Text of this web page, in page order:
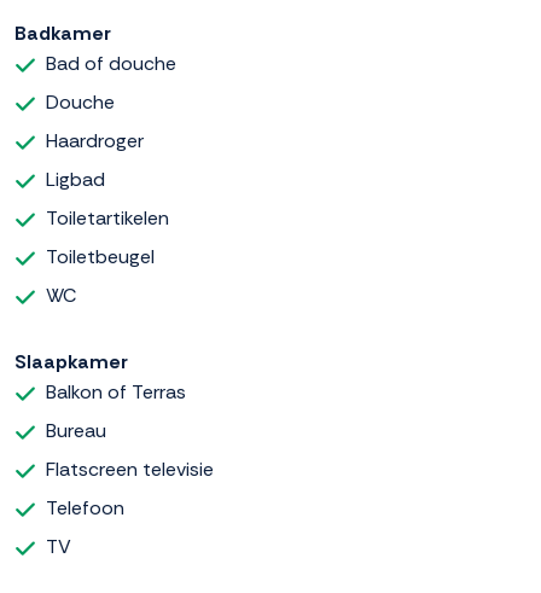
Badkamer
Bad of douche
Douche
Haardroger
Ligbad
Toiletartikelen
Toiletbeugel
WC
Slaapkamer
Balkon of Terras
Bureau
Flatscreen televisie
Telefoon
TV